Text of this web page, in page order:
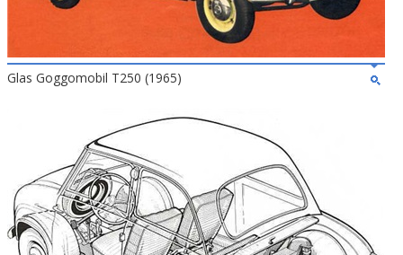
Glas Goggomobil T250 (1965)